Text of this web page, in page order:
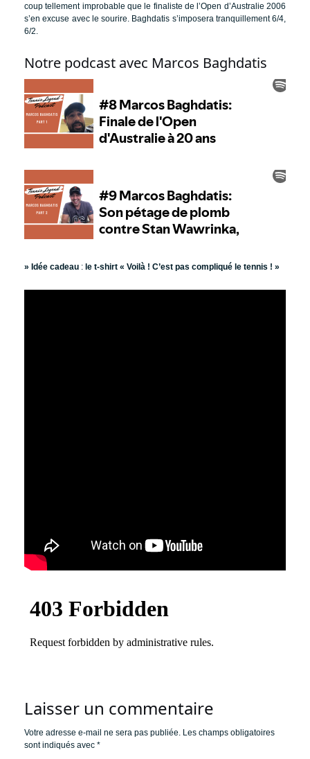
coup tellement improbable que le finaliste de l’Open d’Australie 2006
s’en excuse avec le sourire. Baghdatis s’imposera tranquillement 6/4,
6/2.
Notre podcast avec Marcos Baghdatis
» Idée cadeau : le t-shirt « Voilà ! C’est pas compliqué le tennis ! »
Laisser un commentaire
Votre adresse e-mail ne sera pas publiée. Les champs obligatoires
sont indiqués avec *